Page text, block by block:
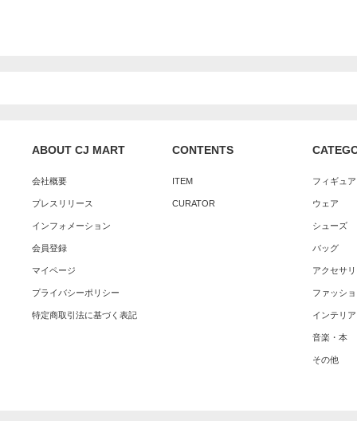
ABOUT CJ MART
会社概要
プレスリリース
インフォメーション
会員登録
マイページ
プライバシーポリシー
特定商取引法に基づく表記
CONTENTS
ITEM
CURATOR
フィギュ
ウェア
シューズ
バッグ
アクセサ
ファッシ
インテリア
音楽・本
その他